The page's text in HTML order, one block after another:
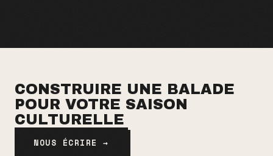
CONSTRUIRE UNE BALADE
POUR VOTRE SAISON
CULTURELLE
NOUS ÉCRIRE →